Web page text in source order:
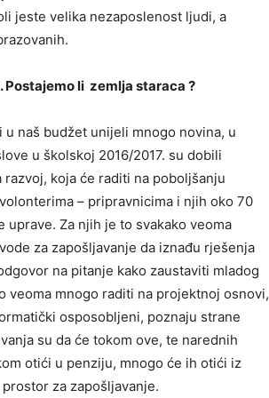
jeste velika nezaposlenost ljudi, a
Postajemo li zemlja staraca ?
naš budžet unijeli mnogo novina, u
u školskoj 2016/2017. su dobili
koja će raditi na poboljšanju
– pripravnicima i njih oko 70
Za njih je to svakako veoma
za zapošljavanje da iznađu rješenja
na pitanje kako zaustaviti mladog
veoma mnogo raditi na projektnoj osnovi,
osposobljeni, poznaju strane
su da će tokom ove, te narednih
otići u penziju, mnogo će ih otići iz
za zapošljavanje.